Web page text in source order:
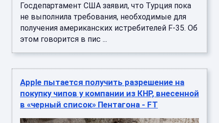
Госдепартамент США заявил, что Турция пока
не выполнила требования, необходимые для
получения американских истребителей F-35. Об
этом говорится в пис ...
Apple пытается получить разрешение на
покупку чипов у компании из КНР, внесенной
в «черный список» Пентагона - FT